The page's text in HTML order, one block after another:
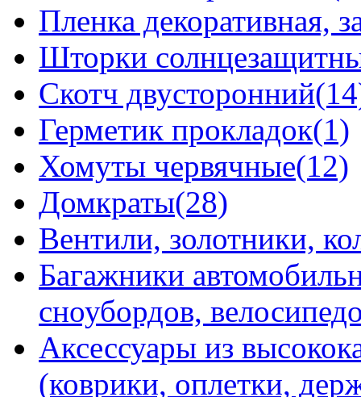
Пленка декоративная,
Шторки
Скотч
Герметик прокладок(1)
Хомуты червячные(12)
Домкраты(28)
Вентили, золотники,
Багажники
сноубордов,
Аксессуары из
(коврики, оплетки,